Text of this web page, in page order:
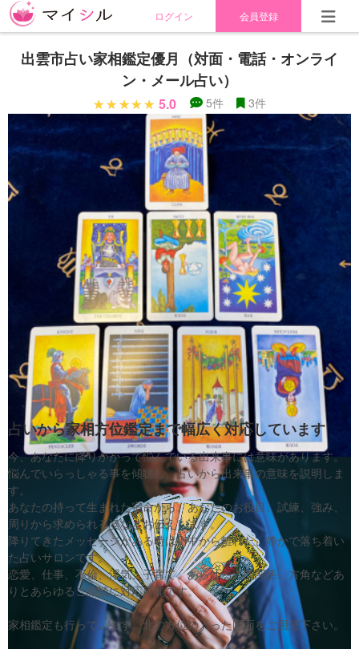
ログイン 会員登録
出雲市占い家相鑑定優月（対面・電話・オンライ
ン・メール占い）
5.0 5件 3件
占いから家相方位鑑定まで幅広く対応しています
今、あなたに降りかかって悩んでいる出来事には意味があります。
悩んでいらっしゃる事を傾聴し、占いから出来事の意味を説明しま
す。
あなたの持って生まれた宿命から、あなたのお役目、試練、強み、
周りから求められる姿などお伝えします。
降りてきたメッセージがある時は街中から離れた、静かで落ち着い
た占いサロンです。
恋愛、仕事、不倫、浮気、子育て、あらゆる人間関係、方角などあ
りとあらゆるご相談に対応可能です。
家相鑑定も行っています。北の方位の入った図面をご用意下さい。